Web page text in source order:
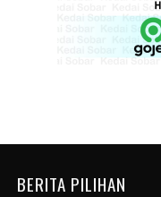
BERITA PILIHAN